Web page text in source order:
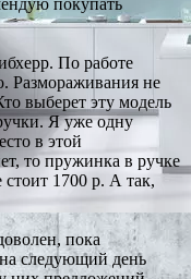
По работе
Размораживания не
выберет эту модель
Я уже одну
в этой
то пружинка в ручке
1700 р. А так,
пока
следующий день